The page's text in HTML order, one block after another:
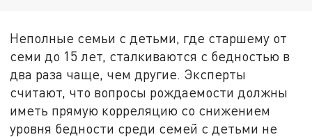
Неполные семьи с детьми, где старшему от
семи до 15 лет, сталкиваются с бедностью в
два раза чаще, чем другие. Эксперты
считают, что вопросы рождаемости должны
иметь прямую корреляцию со снижением
уровня бедности среди семей с детьми не